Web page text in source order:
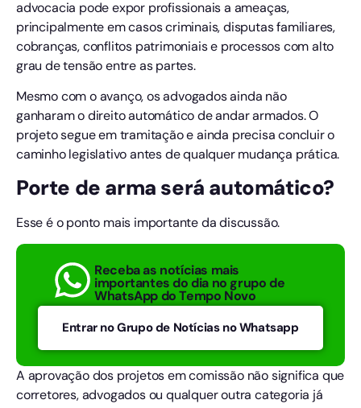
advocacia pode expor profissionais a ameaças,
principalmente em casos criminais, disputas familiares,
cobranças, conflitos patrimoniais e processos com alto
grau de tensão entre as partes.
Mesmo com o avanço, os advogados ainda não
ganharam o direito automático de andar armados. O
projeto segue em tramitação e ainda precisa concluir o
caminho legislativo antes de qualquer mudança prática.
Porte de arma será automático?
Esse é o ponto mais importante da discussão.
Receba as notícias mais
importantes do dia no grupo de
WhatsApp do Tempo Novo
Entrar no Grupo de Notícias no Whatsapp
A aprovação dos projetos em comissão não significa que
corretores, advogados ou qualquer outra categoria já